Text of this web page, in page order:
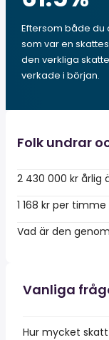
Eftersom både du
som var en
den verkliga
verkade i början.
Folk undrar
2 430 000 kr
1 168 kr per
Vad är den
Vanliga
Hur mycket